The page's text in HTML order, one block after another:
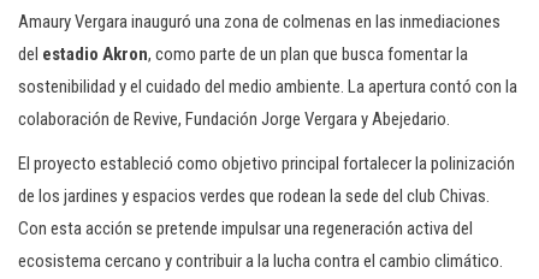
Amaury Vergara inauguró una zona de colmenas en las inmediaciones
del estadio Akron, como parte de un plan que busca fomentar la
sostenibilidad y el cuidado del medio ambiente. La apertura contó con la
colaboración de Revive, Fundación Jorge Vergara y Abejedario.
El proyecto estableció como objetivo principal fortalecer la polinización
de los jardines y espacios verdes que rodean la sede del club Chivas.
Con esta acción se pretende impulsar una regeneración activa del
ecosistema cercano y contribuir a la lucha contra el cambio climático.